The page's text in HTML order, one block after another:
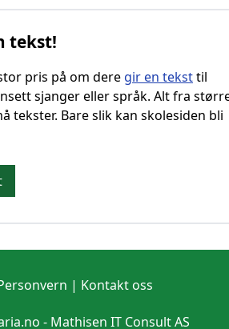
tekst!
pris på om dere gir en teksttil
sjanger eller språk. Alt fra
tekster. Bare slik kan skolesiden bli
| Kontakt oss
- Mathisen IT Consult AS